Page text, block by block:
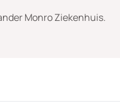
Monro Ziekenhuis.